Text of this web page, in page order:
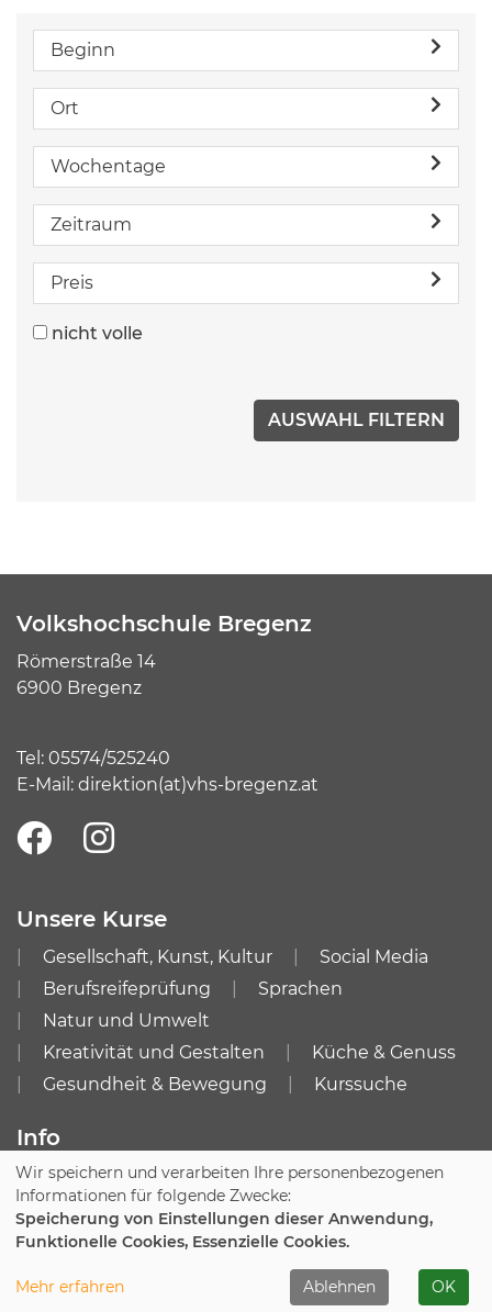
Beginn
Ort
Wochentage
Zeitraum
Preis
nicht volle
Volkshochschule Bregenz
Römerstraße 14
6900 Bregenz
Tel: 05574/525240
E-Mail: direktion(at)vhs-bregenz.at
Unsere Kurse
Gesellschaft, Kunst, Kultur
Social Media
Berufsreifeprüfung
Sprachen
Natur und Umwelt
Kreativität und Gestalten
Küche & Genuss
Gesundheit & Bewegung
Kurssuche
Info
Impressum
AGB
Datenschutzerklärung
Cookie Einstellungen
Wir speichern und verarbeiten Ihre personenbezogenen
Informationen für folgende Zwecke:
Speicherung von Einstellungen dieser Anwendung,
Funktionelle Cookies, Essenzielle Cookies.
Mehr erfahren Ablehnen OK